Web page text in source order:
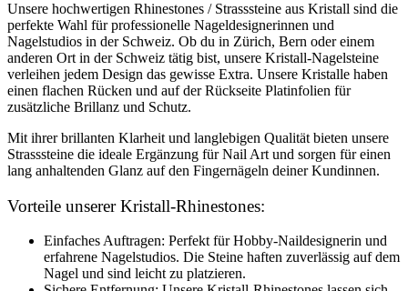
Unsere hochwertigen Rhinestones / Strasssteine aus Kristall sind die
perfekte Wahl für professionelle Nageldesignerinnen und
Nagelstudios in der Schweiz. Ob du in Zürich, Bern oder einem
anderen Ort in der Schweiz tätig bist, unsere Kristall-Nagelsteine
verleihen jedem Design das gewisse Extra. Unsere Kristalle haben
einen flachen Rücken und auf der Rückseite Platinfolien für
zusätzliche Brillanz und Schutz.
Mit ihrer brillanten Klarheit und langlebigen Qualität bieten unsere
Strasssteine die ideale Ergänzung für Nail Art und sorgen für einen
lang anhaltenden Glanz auf den Fingernägeln deiner Kundinnen.
Vorteile unserer Kristall-Rhinestones:
Einfaches Auftragen: Perfekt für Hobby-Naildesignerin und
erfahrene Nagelstudios. Die Steine haften zuverlässig auf dem
Nagel und sind leicht zu platzieren.